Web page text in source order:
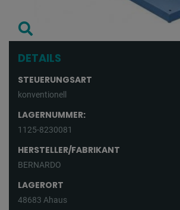
DETAILS
STEUERUNGSART
konventionell
LAGERNUMMER:
1125-8230081
HERSTELLER/FABRIKANT
BERNARDO
LAGERORT
48683 Ahaus